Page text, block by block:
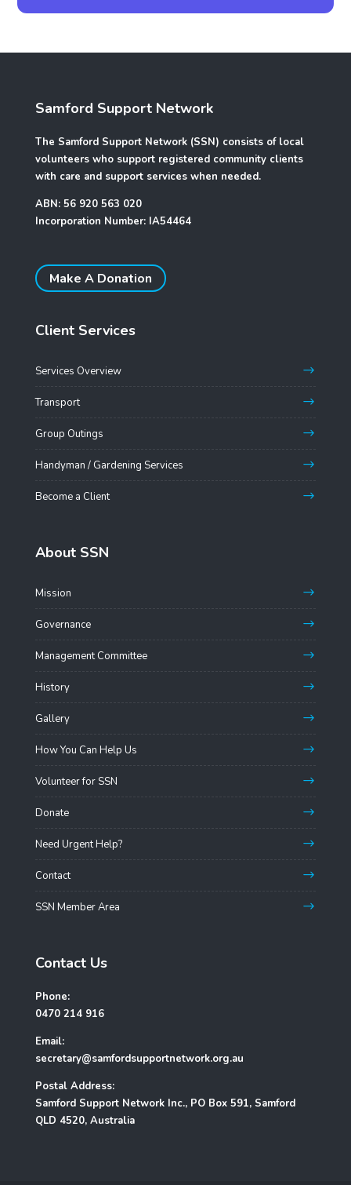
Samford Support Network
The Samford Support Network (SSN) consists of local
volunteers who support registered community clients
with care and support services when needed.
ABN: 56 920 563 020
Incorporation Number: IA54464
Make A Donation
Client Services
Services Overview
Transport
Group Outings
Handyman / Gardening Services
Become a Client
About SSN
Mission
Governance
Management Committee
History
Gallery
How You Can Help Us
Volunteer for SSN
Donate
Need Urgent Help?
Contact
SSN Member Area
Contact Us
Phone:
0470 214 916
Email:
secretary@samfordsupportnetwork.org.au
Postal Address:
Samford Support Network Inc., PO Box 591, Samford
QLD 4520, Australia